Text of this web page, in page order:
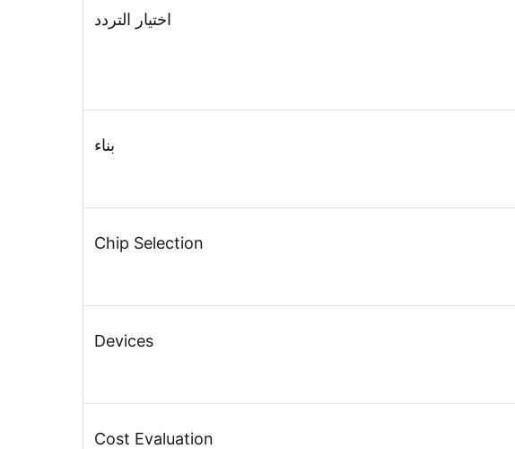
اختيار التردد
بناء
Chip Selection
Devices
Cost Evaluation